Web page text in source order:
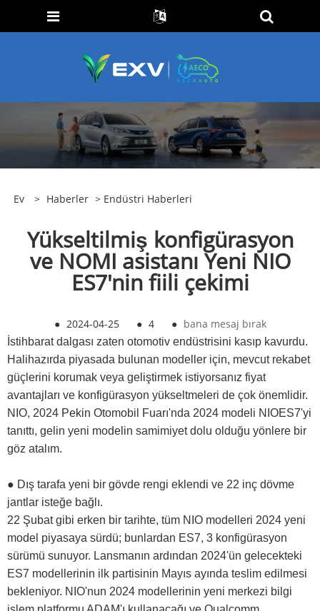
Ev > Haberler > Endüstri Haberleri
Yükseltilmiş konfigürasyon
ve NOMI asistanı Yeni NIO
ES7'nin fiili çekimi
● 2024-04-25 ● 4 ● bana mesaj bırak
İstihbarat dalgası zaten otomotiv endüstrisini kasıp kavurdu.
Halihazırda piyasada bulunan modeller için, mevcut rekabet
güçlerini korumak veya geliştirmek istiyorsanız fiyat
avantajları ve konfigürasyon yükseltmeleri de çok önemlidir.
NIO, 2024 Pekin Otomobil Fuarı'nda 2024 modeli NIOES7'yi
tanıttı, gelin yeni modelin samimiyet dolu olduğu yönlere bir
göz atalım.
● Dış tarafa yeni bir gövde rengi eklendi ve 22 inç dövme
jantlar isteğe bağlı.
22 Şubat gibi erken bir tarihte, tüm NIO modelleri 2024 yeni
model piyasaya sürdü; bunlardan ES7, 3 konfigürasyon
sürümü sunuyor. Lansmanın ardından 2024'ün gelecekteki
ES7 modellerinin ilk partisinin Mayıs ayında teslim edilmesi
bekleniyor. NIO'nun 2024 modellerinin yeni merkezi bilgi